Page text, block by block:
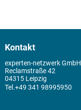
Kontakt
experten-netzwerk GmbH
Reclamstraße 42
04315 Leipzig
+49 341 98995950